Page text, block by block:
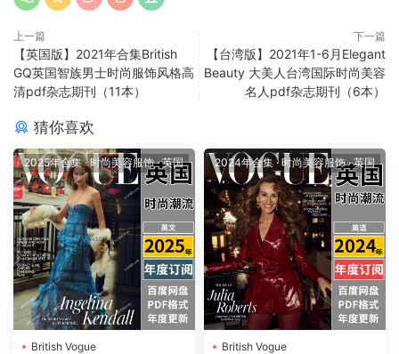
上一篇
【英国版】2021年合集British
GQ英国智族男士时尚服饰风格高
清pdf杂志期刊（11本）
下一篇
【台湾版】2021年1-6月Elegant
Beauty 大美人台湾国际时尚美容
名人pdf杂志期刊（6本）
猜你喜欢
2025年合集·时尚美容服饰·英国
British Vogue
2024年合集 · 时尚美容服饰·英国
British Vogue